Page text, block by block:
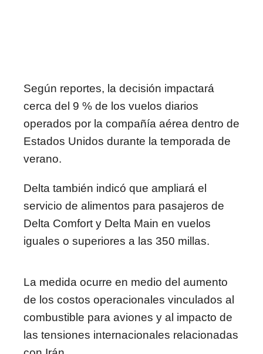
Según reportes, la decisión impactará
cerca del 9 % de los vuelos diarios
operados por la compañía aérea dentro de
Estados Unidos durante la temporada de
verano.
Delta también indicó que ampliará el
servicio de alimentos para pasajeros de
Delta Comfort y Delta Main en vuelos
iguales o superiores a las 350 millas.
La medida ocurre en medio del aumento
de los costos operacionales vinculados al
combustible para aviones y al impacto de
las tensiones internacionales relacionadas